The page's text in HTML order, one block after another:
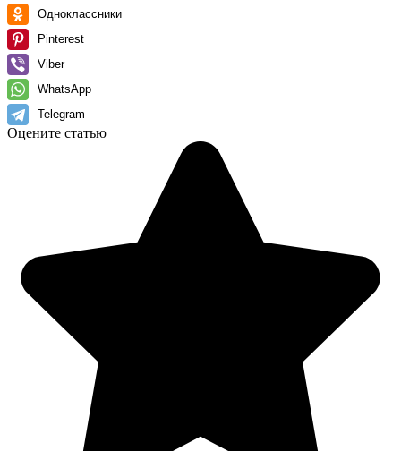
Одноклассники
Pinterest
Viber
WhatsApp
Telegram
Оцените статью